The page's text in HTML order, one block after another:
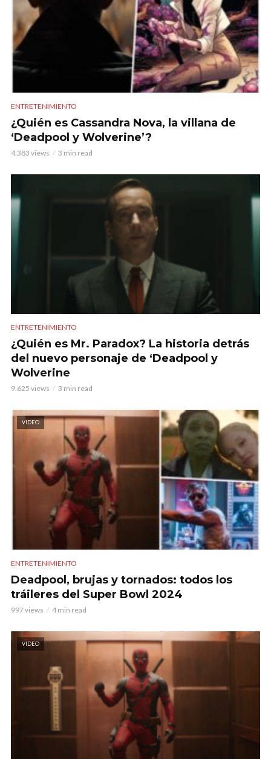
ENTRETENIMIENTO
¿Quién es Cassandra Nova, la villana de
‘Deadpool y Wolverine’?
4.383 views 3 min read
ENTRETENIMIENTO
¿Quién es Mr. Paradox? La historia detrás
del nuevo personaje de ‘Deadpool y
Wolverine
9.625 views 3 min read
VIDEO
ENTRETENIMIENTO
Deadpool, brujas y tornados: todos los
tráileres del Super Bowl 2024
997 views 4 min read
VIDEO